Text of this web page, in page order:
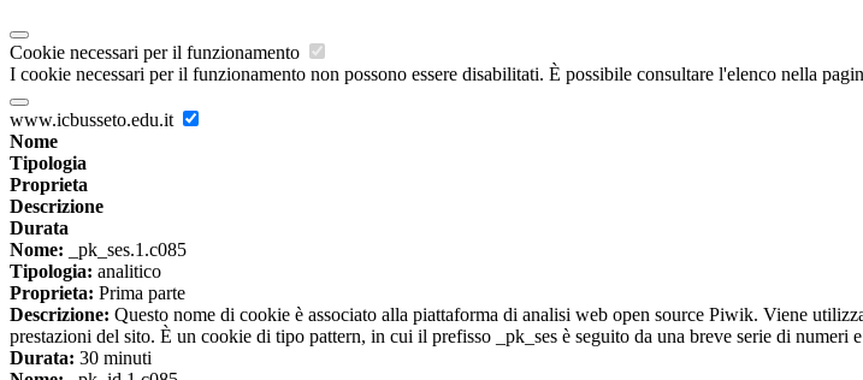
Cookie necessari per il funzionamento
I cookie necessari per il funzionamento non possono essere disabilitati. È possibile consultare l'elenco nella
www.icbusseto.edu.it
Nome
Tipologia
Proprieta
Descrizione
Durata
Nome: _pk_ses.1.c085
Tipologia: analitico
Proprieta: Prima parte
Descrizione: Questo nome di cookie è associato alla piattaforma di analisi web open source Piwik. Viene
prestazioni del sito. È un cookie di tipo pattern, in cui il prefisso _pk_ses è seguito da una breve serie di
Durata: 30 minuti